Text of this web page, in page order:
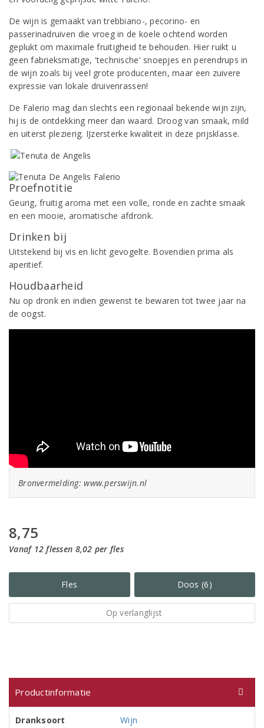
De wijn is gemaakt van trebbiano-, pecorino- en
passerinadruiven die vroeg in de koele ochtend worden
geplukt om maximale fruitigheid te behouden. Hier ruikt u
geen fabrieksmatige, 'technische' snoepjes en perendrups in
de wijn zoals bij veel grote producenten, maar een zuivere
expressie van lokale druivenrassen!
De Falerio mag dan slechts een regionaal bekende wijn zijn,
hij is de ontdekking meer dan waard. Droog van smaak, mild
en uiterst plezierig. IJzersterke kwaliteit in deze prijsklasse.
Proefnotitie
Geurig, fruitig aroma met een volle, ronde en zachte smaak
en een mooie, aromatische afdronk.
Drinken bij
Uitstekend bij vis en licht gevogelte. Bovendien prima als
aperitief.
Houdbaarheid
Nu op dronk en indien gewenst te bewaren tot twee jaar na
de oogst.
Bronvermelding: www.perswijn.nl
8,75
Vanaf 12 flessen 8,02 per fles
Fles Doos (6)
Op verlanglijst
Productinformatie
Dranksoort
Wijn